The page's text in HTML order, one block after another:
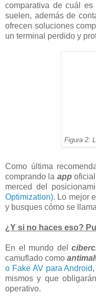
comparativa de cuál
suelen, además de
ofrecen soluciones
un terminal perdido y
Figura 2:
Como última
comprando la appoficial
merced del
Optimization). Lo mejor
y busques cómo se
¿Y si no haces eso?
En el mundo del
camuflado como
o Fake AV para Android
mismos y que
operativo.